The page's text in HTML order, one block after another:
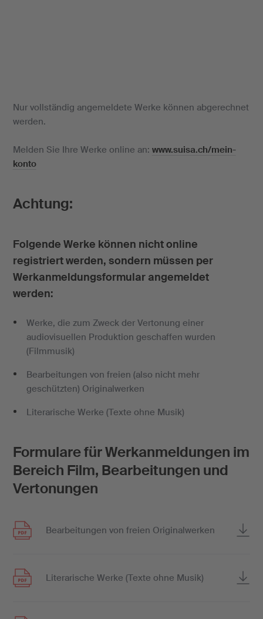
Nur vollständig angemeldete Werke können abgerechnet
werden.
Melden Sie Ihre Werke online an: www.suisa.ch/mein-
konto
Achtung:
Folgende Werke können nicht online
registriert werden, sondern müssen per
Werkanmeldungsformular angemeldet
werden:
Werke, die zum Zweck der Vertonung einer
audiovisuellen Produktion geschaffen wurden
(Filmmusik)
Bearbeitungen von freien (also nicht mehr
geschützten) Originalwerken
Literarische Werke (Texte ohne Musik)
Formulare für Werkanmeldungen im
Bereich Film, Bearbeitungen und
Vertonungen
Bearbeitungen von freien Originalwerken
Literarische Werke (Texte ohne Musik)